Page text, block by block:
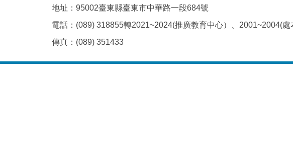
地址：95002臺東縣臺東市中華路一段684號
電話：(089) 318855轉2021~2024(推廣教育中心）、2001~2004(
傳真：(089) 351433